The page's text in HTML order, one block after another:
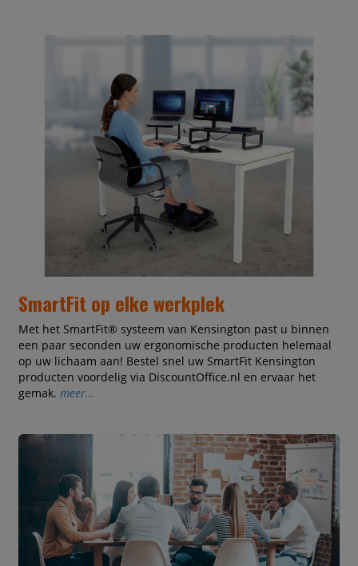
SmartFit op elke werkplek
Met het SmartFit® systeem van Kensington past u binnen
een paar seconden uw ergonomische producten helemaal
op uw lichaam aan! Bestel snel uw SmartFit Kensington
producten voordelig via DiscountOffice.nl en ervaar het
gemak. meer...